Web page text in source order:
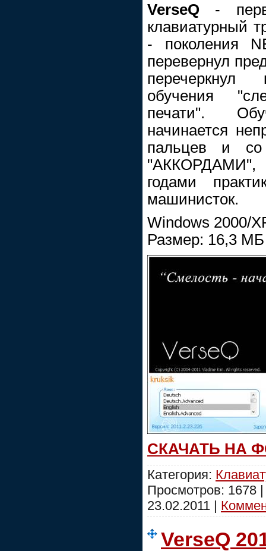
VerseQ -
клавиатурный
- поколения
перевернул
перечеркнул
обучения
печати".
начинается
пальцев и
"АККОРДАМИ",
годами
машинисток.
Windows 2000/
Размер: 16,3 МБ
СКАЧАТЬ НА
Категория:
Просмотров: 1678
23.02.2011
VerseQ